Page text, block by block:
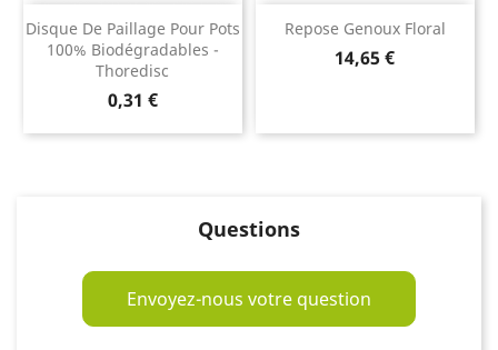
Disque De Paillage Pour Pots
100% Biodégradables -
Thoredisc
Prix
0,31 €
Repose Genoux Floral
Prix
14,65 €
Questions
Envoyez-nous votre question